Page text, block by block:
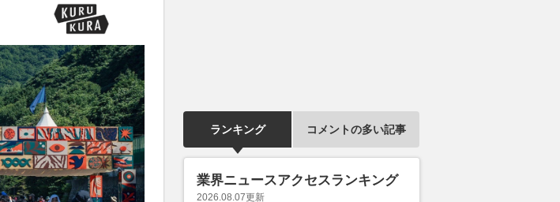
ランキング コメントの多い記事
業界ニュースアクセスランキング
2026.08.07更新